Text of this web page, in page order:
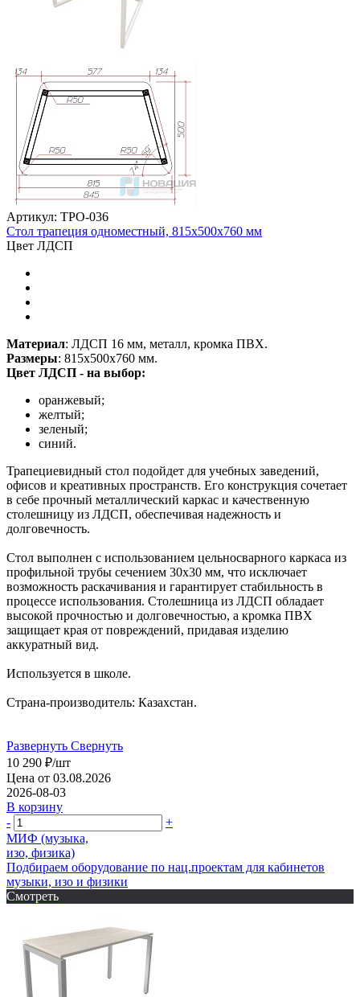
Артикул: ТРО-036
Стол трапеция одноместный, 815х500х760 мм
Цвет ЛДСП
Материал: ЛДСП 16 мм, металл, кромка ПВХ.
Размеры: 815х500х760 мм.
Цвет ЛДСП - на выбор:
оранжевый;
желтый;
зеленый;
синий.
Трапециевидный стол подойдет для учебных заведений,
офисов и креативных пространств. Его конструкция сочетает
в себе прочный металлический каркас и качественную
столешницу из ЛДСП, обеспечивая надежность и
долговечность.
Стол выполнен с использованием цельносварного каркаса из
профильной трубы сечением 30x30 мм, что исключает
возможность раскачивания и гарантирует стабильность в
процессе использования. Столешница из ЛДСП обладает
высокой прочностью и долговечностью, а кромка ПВХ
защищает края от повреждений, придавая изделию
аккуратный вид.
Используется в школе.
Страна-производитель: Казахстан.
Развернуть Свернуть
10 290 ₽/шт
Цена от 03.08.2026
2026-08-03
В корзину
-
+
МИФ (музыка,
изо, физика)
Подбираем оборудование по нац.проектам для кабинетов
музыки, изо и физики
Смотреть